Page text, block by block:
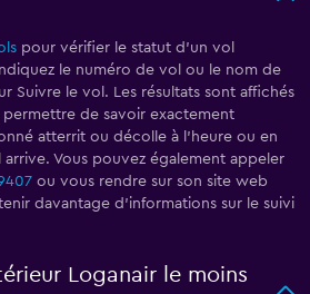
pour vérifier le statut d'un vol
le numéro de vol ou le nom de
Suivre le vol. Les résultats sont affichés
de savoir exactement
atterrit ou décolle à l'heure ou en
Vous pouvez également appeler
ou vous rendre sur son site web
davantage d'informations sur le suivi
Loganair le moins